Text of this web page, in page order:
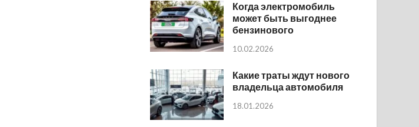
Когда электромобиль
может быть выгоднее
бензинового
10.02.2026
Какие траты ждут нового
владельца автомобиля
18.01.2026